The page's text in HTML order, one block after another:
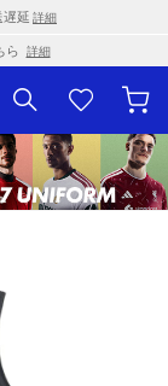
遅延 詳細
ら 詳細